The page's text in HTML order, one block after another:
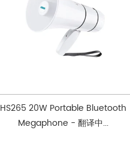
HS265 20W Portable Bluetooth
Megaphone - 翻译中...